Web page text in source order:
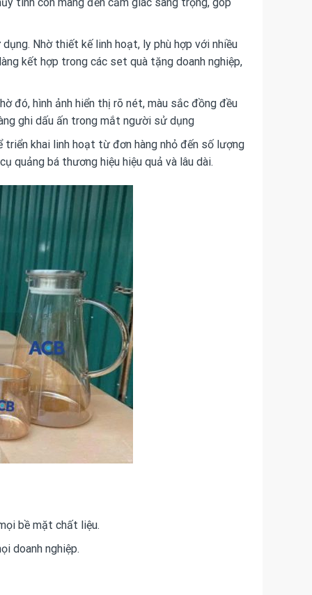
tinh còn mang đến cảm giác sang trọng, góp
Nhờ thiết kế linh hoạt, ly phù hợp với nhiều
kết hợp trong các set quà tặng doanh nghiệp,
đó, hình ảnh hiển thị rõ nét, màu sắc đồng đều
ghi dấu ấn trong mắt người sử dụng
triển khai linh hoạt từ đơn hàng nhỏ đến số lượng
quảng bá thương hiệu hiệu quả và lâu dài.
bề mặt chất liệu.
doanh nghiệp.